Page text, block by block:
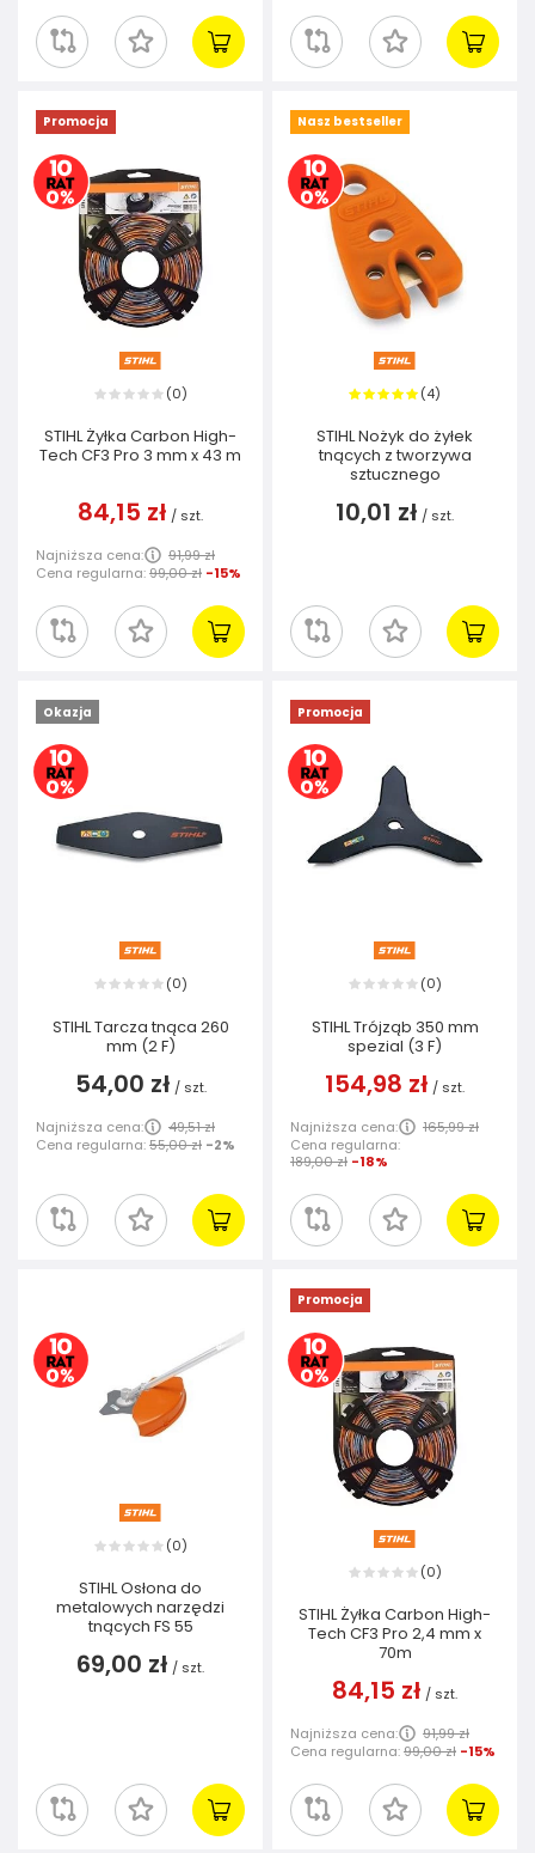
Promocja
(0)
STIHL Żyłka Carbon High-
Tech CF3 Pro 3 mm x 43 m
84,15 zł / szt.
Najniższa cena:
91,99 zł
Cena regularna:99,00 zł -15%
Nasz bestseller
(4)
STIHL Nożyk do żyłek
tnących z tworzywa
sztucznego
10,01 zł / szt.
Okazja
(0)
STIHL Tarcza tnąca 260
mm (2 F)
54,00 zł / szt.
Najniższa cena:
49,51 zł
Cena regularna:55,00 zł -2%
Promocja
(0)
STIHL Trójząb 350 mm
spezial (3 F)
154,98 zł / szt.
Najniższa cena:
165,99 zł
Cena regularna:
189,00 zł -18%
(0)
STIHL Osłona do
metalowych narzędzi
tnących FS 55
69,00 zł / szt.
Promocja
(0)
STIHL Żyłka Carbon High-
Tech CF3 Pro 2,4 mm x
70m
84,15 zł / szt.
Najniższa cena:
91,99 zł
Cena regularna:99,00 zł -15%